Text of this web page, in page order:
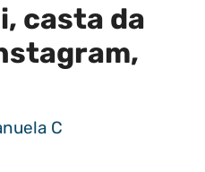
casta da
C